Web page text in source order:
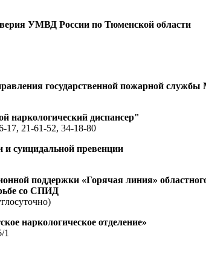
УМВД России по Тюменской области
государственной пожарной
наркологический диспансер"
17, 21-61-52, 34-18-80
и суицидальной превенции
поддержки «Горячая линия»
со СПИД
наркологическое отделение»
1